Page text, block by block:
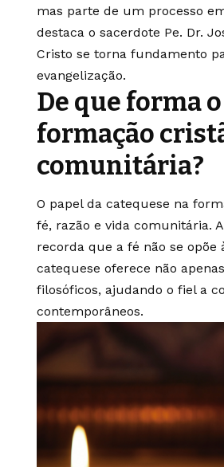
mas parte de um processo
destaca o sacerdote Pe. Dr.
Cristo se torna fundamento
evangelização.
De que forma
formação
comunitária?
O papel da catequese na
fé, razão e vida comunitária.
recorda que a fé não se opõe
catequese oferece não
filosóficos, ajudando o fiel a
contemporâneos.